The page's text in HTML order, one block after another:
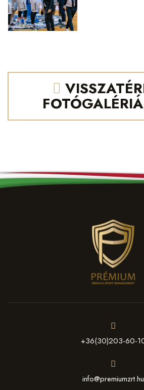
+36(30)203-60-
info@premiumzrt.hu